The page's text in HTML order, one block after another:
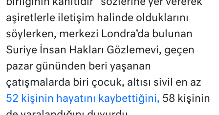
birliğinin kanıtıdır” sözlerine yer vererek
aşiretlerle iletişim halinde olduklarını
söylerken, merkezi Londra’da bulunan
Suriye İnsan Hakları Gözlemevi, geçen
pazar gününden beri yaşanan
çatışmalarda biri çocuk, altısı sivil en az
52 kişinin hayatını kaybettiğini, 58 kişinin